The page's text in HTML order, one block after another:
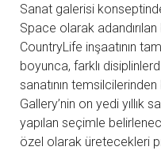
Sanat galerisi
Space olarak
CountryLife inşaatının
boyunca, farklı
sanatının
Gallery’nin on yedi yıllık
yapılan seçimle
özel olarak üretecekleri